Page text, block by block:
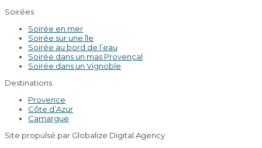
Soirées
Soirée en mer
Soirée sur une île
Soirée au bord de l’eau
Soirée dans un mas Provençal
Soirée dans un Vignoble
Destinations
Provence
Côte d’Azur
Camargue
Site propulsé par Globalize Digital Agency